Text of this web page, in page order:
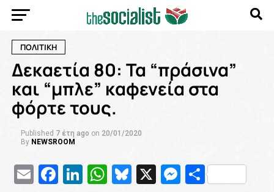
ΠΟΛΙΤΙΚΗ
Δεκαετία 80: Τα “πράσινα”
και “μπλε” καφενεία στα
φόρτε τους.
Published 7 έτη ago on 20/01/2020
By NEWSROOM
EmailFacebook
LinkedIn
WhatsApp
Bluesky
X